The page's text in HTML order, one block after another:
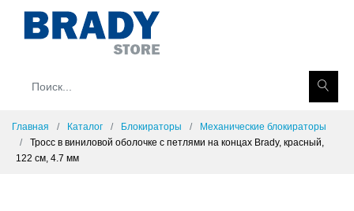
Главная Каталог Блокираторы
Механические блокираторы
Тросс в виниловой оболочке с петлями на концах Brady, красный,
122 см, 4.7 мм